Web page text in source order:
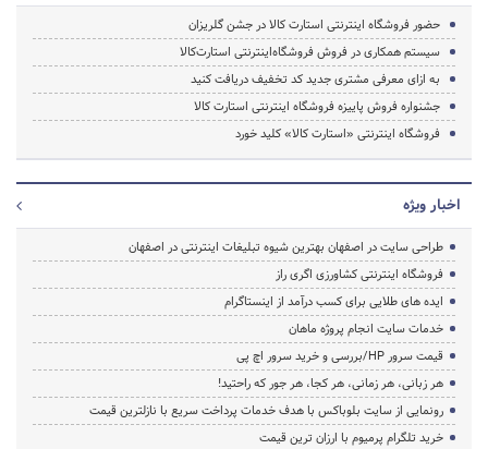
حضور فروشگاه اینترنتی استارت کالا در جشن گلریزان
سیستم همکاری در فروش فروشگاه‌اینترنتی استارت‌کالا
به ازای معرفی مشتری جدید کد تخفیف دریافت کنید
جشنواره فروش پاییزه فروشگاه اینترنتی استارت کالا
فروشگاه اینترنتی «استارت کالا» کلید خورد
اخبار ویژه
طراحی سایت در اصفهان بهترین شیوه تبلیغات اینترنتی در اصفهان
فروشگاه اینترنتی کشاورزی اگری راز
ایده های طلایی برای کسب درآمد از اینستاگرام
خدمات سایت انجام پروژه ماهان
قیمت سرور HP/بررسی و خرید سرور اچ پی
هر زبانی، هر زمانی، هر کجا، هر جور که راحتید!
رونمایی از سایت بلوباکس با هدف خدمات پرداخت سریع با نازلترین قیمت
خرید تلگرام پرمیوم با ارزان ترین قیمت